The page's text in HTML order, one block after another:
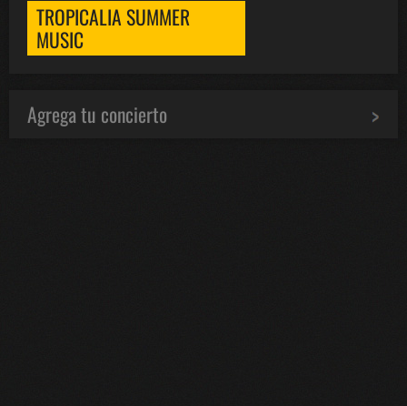
TROPICALIA SUMMER
MUSIC
Agrega tu concierto